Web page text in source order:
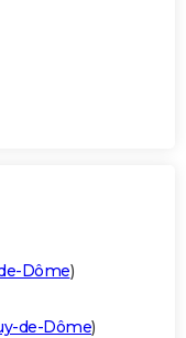
Dôme)
de-Dôme)